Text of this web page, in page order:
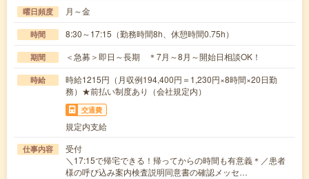
曜日頻度 月～金
時間 8:30～17:15（勤務時間8h、休憩時間0.75h）
期間 ＜急募＞即日～長期 ＊7月～8月～開始日相談OK！
時給
時給1215円（月収例194,400円＝1,230円×8時間×20日勤
務）★前払い制度あり（会社規定内）
交通費
規定内支給
仕事内容
受付
＼17:15で帰宅できる！帰ってからの時間も有意義＊／患者
様の呼び込み案内検査説明同意書の確認メッセ…